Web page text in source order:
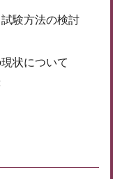
験方法の検討
状について